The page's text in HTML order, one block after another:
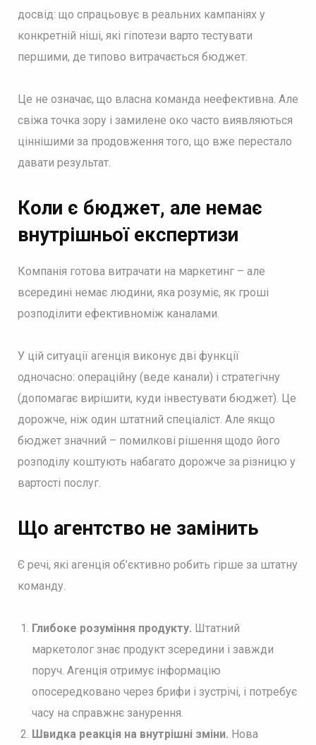
досвід: що спрацьовує в реальних кампаніях у
конкретній ніші, які гіпотези варто тестувати
першими, де типово витрачається бюджет.
Це не означає, що власна команда неефективна. Але
свіжа точка зору і замилене око часто виявляються
ціннішими за продовження того, що вже перестало
давати результат.
Коли є бюджет, але немає
внутрішньої експертизи
Компанія готова витрачати на маркетинг – але
всередині немає людини, яка розуміє, як гроші
розподілити ефективноміж каналами.
У цій ситуації агенція виконує дві функції
одночасно: операційну (веде канали) і стратегічну
(допомагає вирішити, куди інвестувати бюджет). Це
дорожче, ніж один штатний спеціаліст. Але якщо
бюджет значний – помилкові рішення щодо його
розподілу коштують набагато дорожче за різницю у
вартості послуг.
Що агентство не замінить
Є речі, які агенція об’єктивно робить гірше за штатну
команду.
Глибоке розуміння продукту. Штатний
маркетолог знає продукт зсередини і завжди
поруч. Агенція отримує інформацію
опосередковано через брифи і зустрічі, і потребує
часу на справжнє занурення.
Швидка реакція на внутрішні зміни. Нова